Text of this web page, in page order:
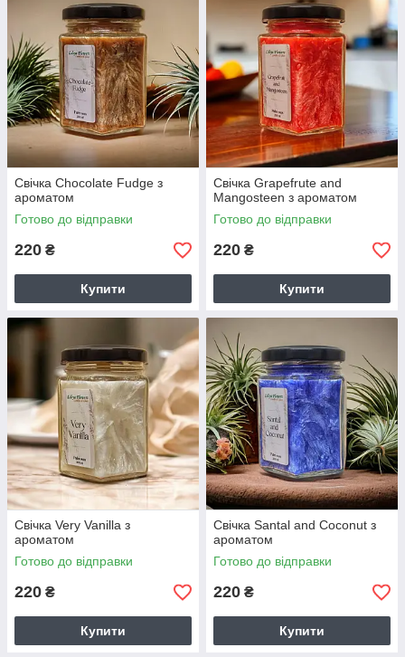
Свічка Chocolate Fudge з
ароматом
Готово до відправки
220 ₴
Купити
Свічка Grapefrute and
Mangosteen з ароматом
Готово до відправки
220 ₴
Купити
Свічка Very Vanilla з
ароматом
Готово до відправки
220 ₴
Купити
Свічка Santal and Coconut з
ароматом
Готово до відправки
220 ₴
Купити